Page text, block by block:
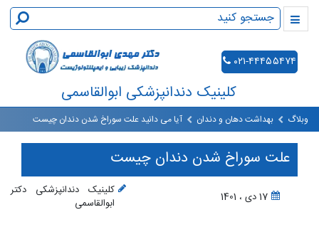
۰۲۱-۴۴۴۵۵۴۷۴
کلینیک دندانپزشکی ابوالقاسمی
وبلاگ بهداشت دهان و دندان آیا می دانید علت سوراخ شدن دندان چیست
علت سوراخ شدن دندان چیست
17 دی ، 1401
کلینیک دندانپزشکی دکتر
ابوالقاسمی